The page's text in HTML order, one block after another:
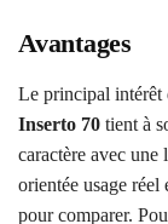
Avantages
Le principal intérêt
Inserto 70 tient à
caractère avec
orientée usage
pour comparer.